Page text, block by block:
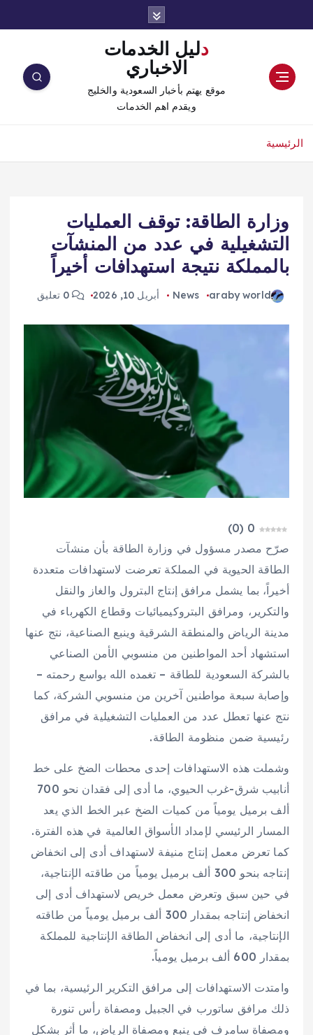
دليل الخدمات
الاخباري
موقع يهتم بأخبار السعودية والخليج
ويقدم اهم الخدمات
الرئيسية
وزارة الطاقة: توقف العمليات
التشغيلية في عدد من المنشآت
بالمملكة نتيجة استهدافات أخيراً
araby world
News أبريل 10, 2026 0 تعليق
0
(
0
)
صرّح مصدر مسؤول في وزارة الطاقة بأن منشآت
الطاقة الحيوية في المملكة تعرضت لاستهدافات متعددة
أخيراً، بما يشمل مرافق إنتاج البترول والغاز والنقل
والتكرير، ومرافق البتروكيميائيات وقطاع الكهرباء في
مدينة الرياض والمنطقة الشرقية وينبع الصناعية، نتج عنها
استشهاد أحد المواطنين من منسوبي الأمن الصناعي
بالشركة السعودية للطاقة – تغمده الله بواسع رحمته –
وإصابة سبعة مواطنين آخرين من منسوبي الشركة، كما
نتج عنها تعطل عدد من العمليات التشغيلية في مرافق
رئيسية ضمن منظومة الطاقة.
وشملت هذه الاستهدافات إحدى محطات الضخ على خط
أنابيب شرق-غرب الحيوي، ما أدى إلى فقدان نحو 700
ألف برميل يومياً من كميات الضخ عبر الخط الذي يعد
المسار الرئيسي لإمداد الأسواق العالمية في هذه الفترة.
كما تعرض معمل إنتاج منيفة لاستهداف أدى إلى انخفاض
إنتاجه بنحو 300 ألف برميل يومياً من طاقته الإنتاجية،
في حين سبق وتعرض معمل خريص لاستهداف أدى إلى
انخفاض إنتاجه بمقدار 300 ألف برميل يومياً من طاقته
الإنتاجية، ما أدى إلى انخفاض الطاقة الإنتاجية للمملكة
بمقدار 600 ألف برميل يومياً.
وامتدت الاستهدافات إلى مرافق التكرير الرئيسية، بما في
ذلك مرافق ساتورب في الجبيل ومصفاة رأس تنورة
ومصفاة سامرف في ينبع ومصفاة الرياض، ما أثر بشكل